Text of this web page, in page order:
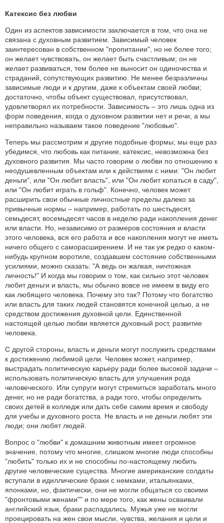
Катексис без любви
Один из аспектов зависимости заключается в том, что она не
связана с духовным развитием. Зависимый человек
заинтересован в собственном "пропитании", но не более того;
он желает чувствовать, он желает быть счастливым; он не
желает развиваться, тем более не выносит он одиночества и
страданий, сопутствующих развитию. Не менее безразличны
зависимые люди и к другим, даже к объектам своей любви;
достаточно, чтобы объект существовал, присутствовал,
удовлетворял их потребности. Зависимость – это лишь одна из
форм поведения, когда о духовном развитии нет и речи, а мы
неправильно называем такое поведение "любовью".
Теперь мы рассмотрим и другие подобные формы; мы еще раз
убедимся, что любовь как питание, катексис, невозможна без
духовного развития. Мы часто говорим о любви по отношению к
неодушевленным объектам или к действиям с ними: "Он любит
деньги", или "Он любит власть", или "Он любит копаться в саду",
или "Он любит играть в гольф". Конечно, человек может
расширить свои обычные личностные пределы далеко за
привычные нормы – например, работать по шестьдесят,
семьдесят, восемьдесят часов в неделю ради накопления денег
или власти. Но, независимо от размеров состояния и власти
этого человека, вся его работа и все накопления могут не иметь
ничего общего с саморасширением. И не так уж редко о каком-
нибудь крупном воротиле, создавшем состояние собственными
усилиями, можно сказать: "А ведь он жалкая, ничтожная
личность!" И когда мы говорим о том, как сильно этот человек
любит деньги и власть, мы обычно вовсе не имеем в виду его
как любящего человека. Почему это так? Потому что богатство
или власть для таких людей становятся конечной целью, а не
средством достижения духовной цели. Единственной
настоящей целью любви является духовный рост, развитие
человека.
С другой стороны, власть и деньги могут послужить средствами
к достижению любимой цели. Человек может, например,
выстрадать политическую карьеру ради более высокой задачи –
использовать политическую власть для улучшения рода
человеческого. Или супруги могут стремиться заработать много
денег, но не ради богатства, а ради того, чтобы определить
своих детей в колледж или дать себе самим время и свободу
для учебы и духовного роста. Не власть и не деньги любят эти
люди; они любят людей.
Вопрос о "любви" к домашним животным имеет огромное
значение, потому что многие, слишком многие люди способны
"любить" только их и не способны по-настоящему любить
другие человеческие существа. Многие американские солдаты
вступали в идиллические браки с немками, итальянками,
японками, но, фактически, они не могли общаться со своими
"фронтовыми женами"" и по мере того, как жены осваивали
английский язык, браки распадались. Мужья уже не могли
проецировать на жен свои мысли, чувства, желания и цели и